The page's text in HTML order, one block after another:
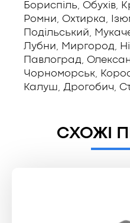
Бориспіль, Обухів,
Ромни, Охтирка,
Подільський,
Лубни, Миргород,
Павлоград,
Чорноморськ,
Калуш, Дрогобич,
СХОЖІ